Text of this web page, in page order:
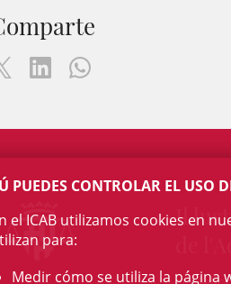
PUEDES CONTROLAR EL USO
el ICAB utilizamos cookies en
para:
Medir cómo se utiliza la página